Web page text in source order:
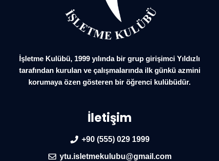
İşletme Kulübü, 1999 yılında bir grup girişimci Yıldızlı
tarafından kurulan ve çalışmalarında ilk günkü azmini
korumaya özen gösteren bir öğrenci kulübüdür.
İletişim
+90 (555) 029 1999
ytu.isletmekulubu@gmail.com